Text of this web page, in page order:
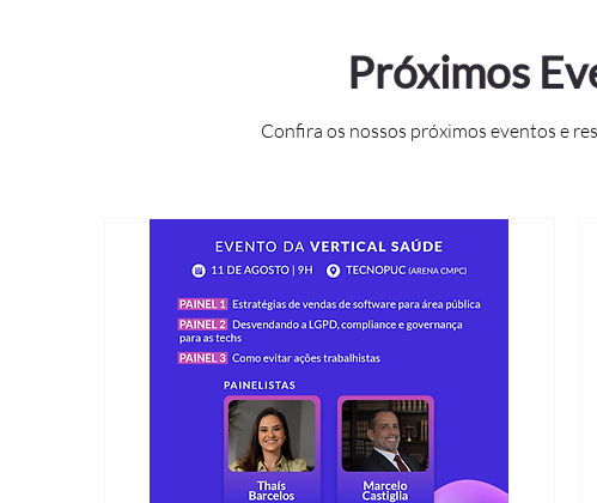
Próximos
Confira os nossos próximos eventos e